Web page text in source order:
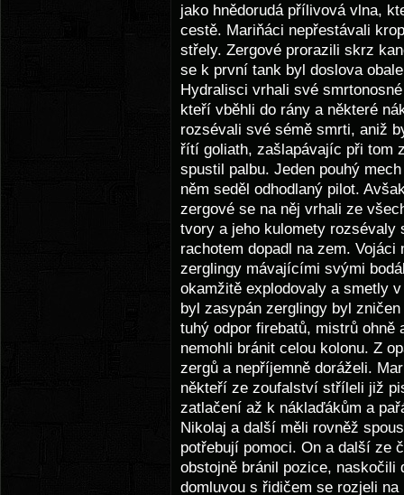
jako hnědorudá přílivová vlna,
cestě. Mariňáci nepřestávali
střely. Zergové prorazili skrz
se k první tank byl doslova
Hydralisci vrhali své
kteří vběhli do rány a některé
rozsévali své sémě smrti, aniž
řítí goliath, zašlapávajíc při tom
spustil palbu. Jeden pouhý
něm seděl odhodlaný pilot.
zergové se na něj vrhali ze
tvory a jeho kulomety rozsévaly
rachotem dopadl na zem.
zerglingy mávajícími svými
okamžitě explodovaly a smetly
byl zasypán zerglingy byl
tuhý odpor firebatů, mistrů
nemohli bránit celou kolonu. Z
zergů a nepříjemně doráželi.
někteří ze zoufalství stříleli již
zatlačení až k náklaďákům a
Nikolaj a další měli rovněž
potřebují pomoci. On a další ze
obstojně bránil pozice, naskočili
domluvou s řidičem se rozjeli